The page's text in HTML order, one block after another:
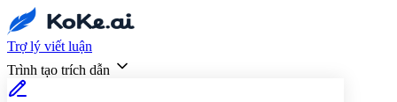
Trợ lý viết luận
Trình tạo trích dẫn